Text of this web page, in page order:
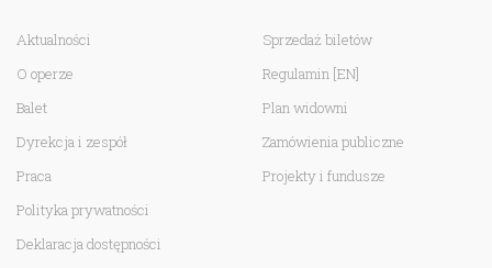
Aktualności
O operze
Balet
Dyrekcja i zespół
Praca
Polityka prywatności
Deklaracja dostępności
Sprzedaż biletów
Regulamin [EN]
Plan widowni
Zamówienia publiczne
Projekty i fundusze